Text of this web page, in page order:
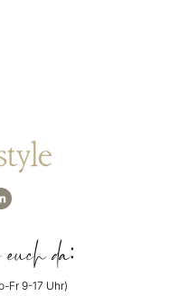
da:
Fr 9-17 Uhr)